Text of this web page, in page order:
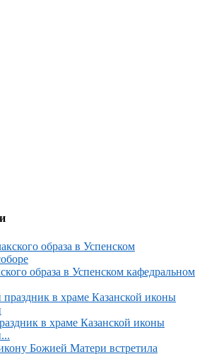
образа в Успенском кафедральном
в храме Казанской иконы